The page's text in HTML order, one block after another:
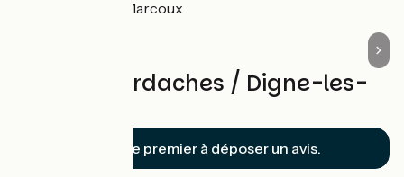
Marcoux
Avis sur Verdaches / Digne-les-
Soyez le premier à déposer un avis.